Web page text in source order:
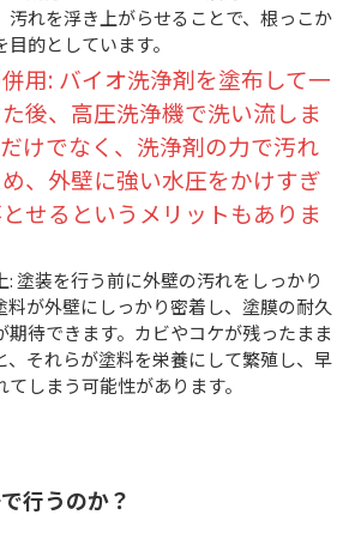
汚れを浮き上がらせることで、根っこか
的としています。
用: バイオ洗浄剤を塗布して一
後、高圧洗浄機で洗い流しま
けでなく、洗浄剤の力で汚れ
、外壁に強い水圧をかけすぎ
せるというメリットもありま
: 塗装を行う前に外壁の汚れをしっかり
料が外壁にしっかり密着し、塗膜の耐久
期待できます。カビやコケが残ったまま
、それらが塗料を栄養にして繁殖し、早
しまう可能性があります。
行うのか？